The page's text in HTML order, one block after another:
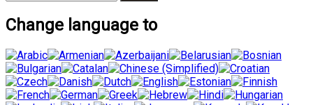
Change language to